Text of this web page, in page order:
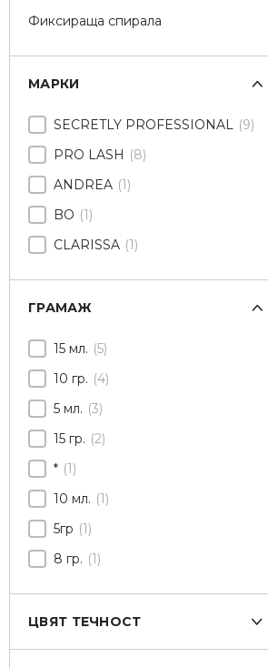
Фиксираща спирала
МАРКИ
SECRETLY PROFESSIONAL
9
PRO LASH
8
ANDREA 1
BO
1
CLARISSA 1
ГРАМАЖ
15 мл.
5
10 гр.
4
5 мл.
3
15 гр.
2
* 1
10 мл.
1
5гр
1
8 гр.
1
ЦВЯТ ТЕЧНОСТ